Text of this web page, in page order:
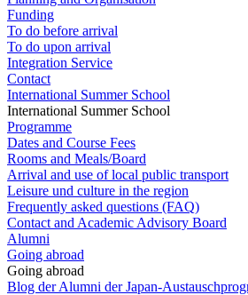
Funding
To do before arrival
To do upon arrival
Integration Service
Contact
International Summer School
International Summer School
Programme
Dates and Course Fees
Rooms and Meals/Board
Arrival and use of local public transport
Leisure und culture in the region
Frequently asked questions (FAQ)
Contact and Academic Advisory Board
Alumni
Going abroad
Going abroad
Blog der Alumni der Japan-